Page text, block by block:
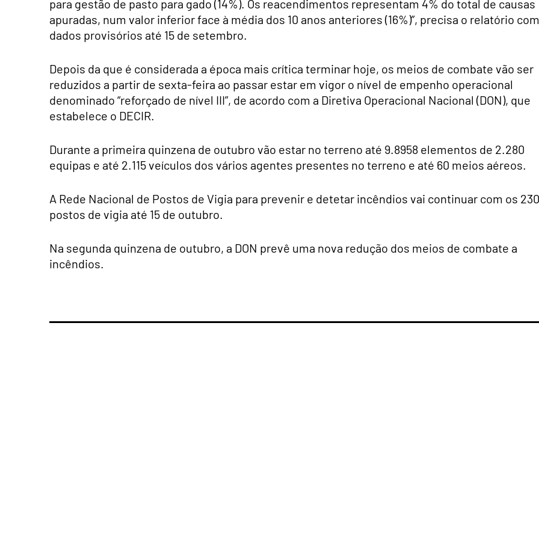
para gestão de pasto para gado (14%). Os reacendimentos representam 4% do total de causas
apuradas, num valor inferior face à média dos 10 anos anteriores (16%)”, precisa o relatório com
dados provisórios até 15 de setembro.
Depois da que é considerada a época mais crítica terminar hoje, os meios de combate vão ser
reduzidos a partir de sexta-feira ao passar estar em vigor o nível de empenho operacional
denominado “reforçado de nível III”, de acordo com a Diretiva Operacional Nacional (DON), que
estabelece o DECIR.
Durante a primeira quinzena de outubro vão estar no terreno até 9.8958 elementos de 2.280
equipas e até 2.115 veículos dos vários agentes presentes no terreno e até 60 meios aéreos.
A Rede Nacional de Postos de Vigia para prevenir e detetar incêndios vai continuar com os 230
postos de vigia até 15 de outubro.
Na segunda quinzena de outubro, a DON prevê uma nova redução dos meios de combate a
incêndios.